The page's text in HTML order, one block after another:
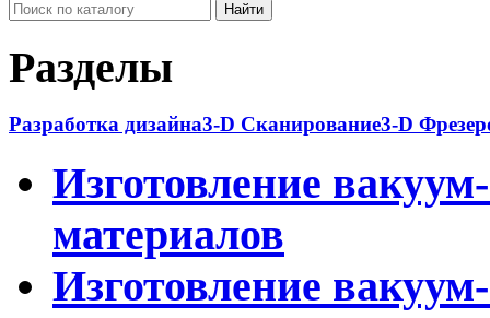
Разделы
Разработка дизайна3-D Сканирование3-D
Изготовление
материалов
Изготовление